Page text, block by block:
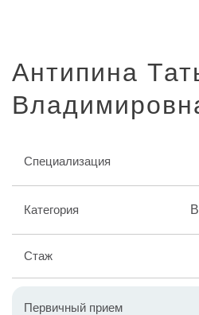
Антипина
Категория
Первичный прием
Специализация
Стаж